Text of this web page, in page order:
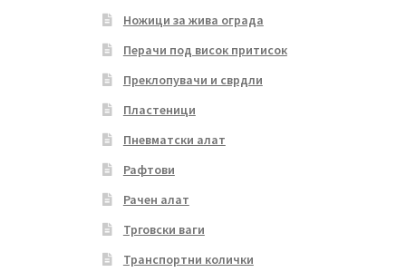
Ножици за жива ограда
Перачи под висок притисок
Преклопувачи и сврдли
Пластеници
Пневматски алат
Рафтови
Рачен алат
Трговски ваги
Транспортни колички